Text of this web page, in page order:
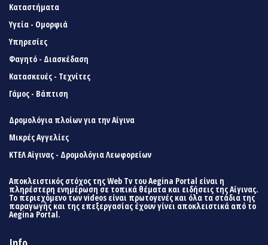
Καταστήματα
Υγεία - Ομορφιά
Υπηρεσίες
Φαγητό - Διασκέδαση
Κατασκευές - Τεχνίτες
Γάμος - Βάπτιση
Δρομολόγια πλοίων για την Αίγινα
Μικρές Αγγελίες
ΚΤΕΛ Αίγινας - Δρομολόγια Λεωφορείων
Αποκλειστικός στόχος της Web Tv του Aegina Portal είναι η
πληρέστερη ενημέρωση σε τοπικά θέματα και ειδήσεις της Αίγινας.
Το περιεχόμενο των videos είναι πρωτογενές και όλα τα στάδια της
παραγωγής και της επεξεργασίας έχουν γίνει αποκλειστικά από το
Aegina Portal.